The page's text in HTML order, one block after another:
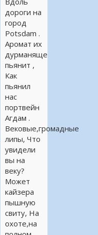
дороги на
город
Potsdam .
Аромат их
дурманяще
пьянит ,
Как
пьянил
нас
портвейн
Агдам .
Вековые,громадные
липы, Что
увидели
вы на
веку?
Может
кайзера
пышную
свиту, На
охоте,на